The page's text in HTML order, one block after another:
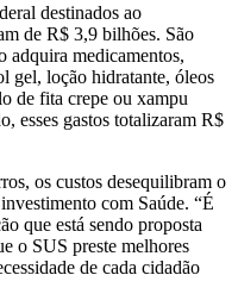
destinados ao
de R$ 3,9 bilhões. São
adquira medicamentos,
gel, loção hidratante, óleos
de fita crepe ou xampu
esses gastos totalizaram R$
os custos desequilibram o
com Saúde. “É
que está sendo proposta
o SUS preste melhores
de cada cidadão